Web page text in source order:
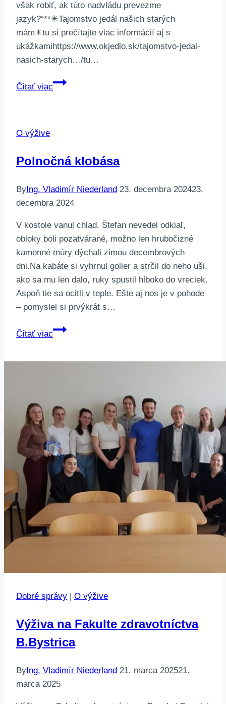
však robiť, ak túto nadvládu prevezme
jazyk?“**✴️Tajomstvo jedál našich starých
mám✴️tu si prečítajte viac informácií aj s
ukážkamihttps://www.okjedlo.sk/tajomstvo-jedal-
nasich-starych…/tu…
Čítať viac
Zákon
starých
O výžive
Polnočná klobása
By Ing. Vladimír Niederland 23. decembra 202423.
decembra 2024
V kostole vanul chlad. Štefan nevedel odkiaľ,
obloky boli pozatvárané, možno len hrubočizné
kamenné múry dýchali zimou decembrových
dni.Na kabáte si vyhrnul golier a strčil do neho uši,
ako sa mu len dalo, ruky spustil hlboko do vreciek.
Aspoň tie sa ocitli v teple. Ešte aj nos je v pohode
– pomyslel si prvýkrát s…
Čítať viac
Polnočná
Dobré správy O výžive
Výživa na Fakulte zdravotníctva
B.Bystrica
By Ing. Vladimír Niederland 21. marca 202521.
marca 2025